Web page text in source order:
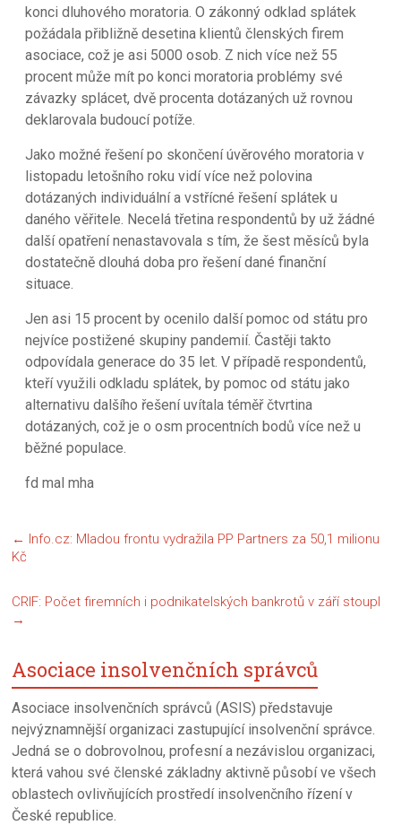
konci dluhového moratoria. O zákonný odklad splátek
požádala přibližně desetina klientů členských firem
asociace, což je asi 5000 osob. Z nich více než 55
procent může mít po konci moratoria problémy své
závazky splácet, dvě procenta dotázaných už rovnou
deklarovala budoucí potíže.
Jako možné řešení po skončení úvěrového moratoria v
listopadu letošního roku vidí více než polovina
dotázaných individuální a vstřícné řešení splátek u
daného věřitele. Necelá třetina respondentů by už žádné
další opatření nenastavovala s tím, že šest měsíců byla
dostatečně dlouhá doba pro řešení dané finanční
situace.
Jen asi 15 procent by ocenilo další pomoc od státu pro
nejvíce postižené skupiny pandemií. Častěji takto
odpovídala generace do 35 let. V případě respondentů,
kteří využili odkladu splátek, by pomoc od státu jako
alternativu dalšího řešení uvítala téměř čtvrtina
dotázaných, což je o osm procentních bodů více než u
běžné populace.
fd mal mha
← Info.cz: Mladou frontu vydražila PP Partners za 50,1 milionu
Kč
CRIF: Počet firemních i podnikatelských bankrotů v září stoupl
→
Asociace insolvenčních správců
Asociace insolvenčních správců (ASIS) představuje
nejvýznamnější organizaci zastupující insolvenční správce.
Jedná se o dobrovolnou, profesní a nezávislou organizaci,
která vahou své členské základny aktivně působí ve všech
oblastech ovlivňujících prostředí insolvenčního řízení v
České republice.